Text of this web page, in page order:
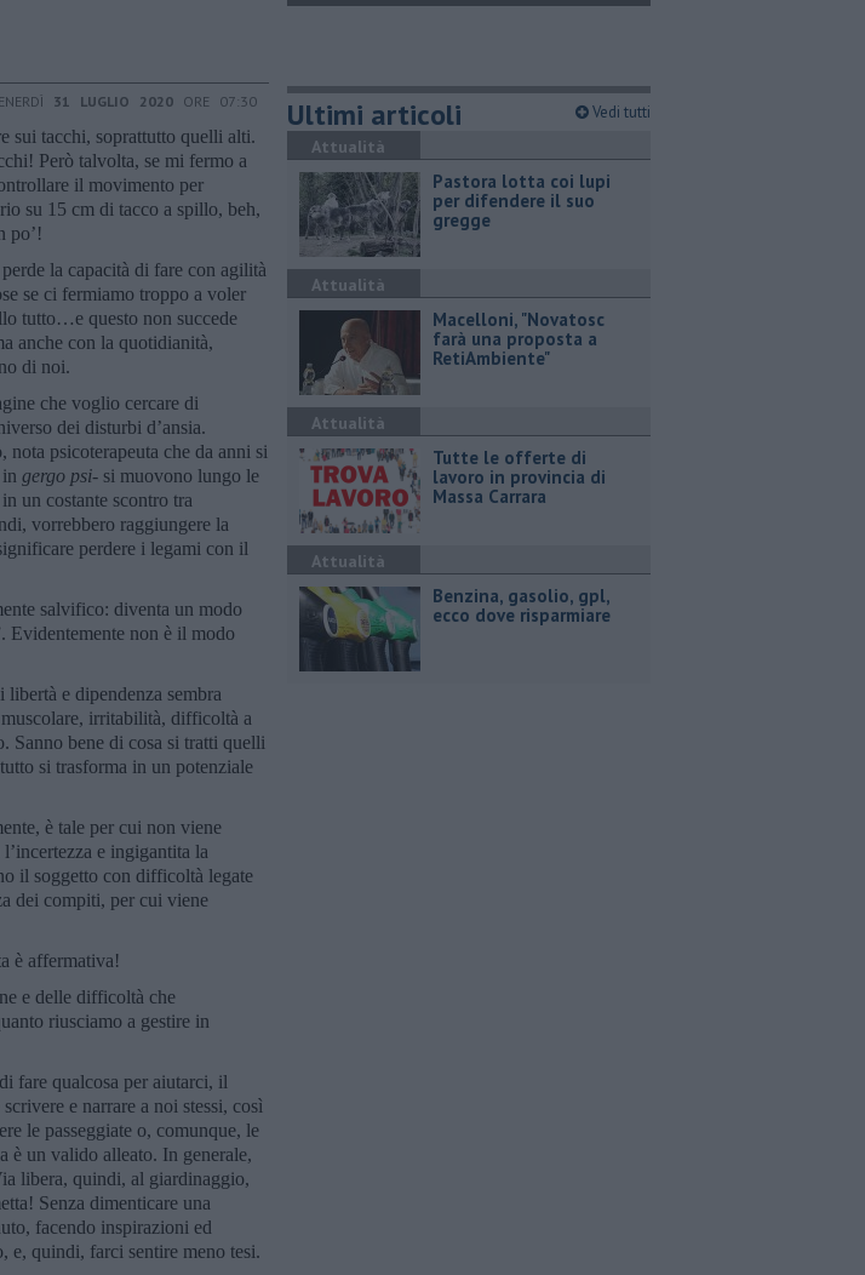
31 LUGLIO 2020 ORE 07:30
sui tacchi, soprattutto quelli alti.
Però talvolta, se mi fermo a
il movimento per
su 15 cm di tacco a spillo, beh,
po’!
la capacità di fare con agilità
se ci fermiamo troppo a voler
tutto…e questo non succede
anche con la quotidianità,
di noi.
che voglio cercare di
dei disturbi d’ansia.
nota psicoterapeuta che da anni si
gergo psi- si muovono lungo le
un costante scontro tra
vorrebbero raggiungere la
perdere i legami con il
salvifico: diventa un modo
Evidentemente non è il modo
e dipendenza sembra
irritabilità, difficoltà a
bene di cosa si tratti quelli
si trasforma in un potenziale
è tale per cui non viene
e ingigantita la
il soggetto con difficoltà legate
dei compiti, per cui viene
è affermativa!
e delle difficoltà che
riusciamo a gestire in
fare qualcosa per aiutarci, il
e narrare a noi stessi, così
le passeggiate o, comunque, le
è un valido alleato. In generale,
libera, quindi, al giardinaggio,
Senza dimenticare una
facendo inspirazioni ed
e, quindi, farci sentire meno tesi.
Ultimi articoli Vedi tutti
Attualità
Pastora lotta coi lupi
per difendere il suo
gregge
Attualità
Macelloni, "Novatosc
farà una proposta a
RetiAmbiente"
Attualità
​Tutte le offerte di
lavoro in provincia di
Massa Carrara
Attualità
​Benzina, gasolio, gpl,
ecco dove risparmiare